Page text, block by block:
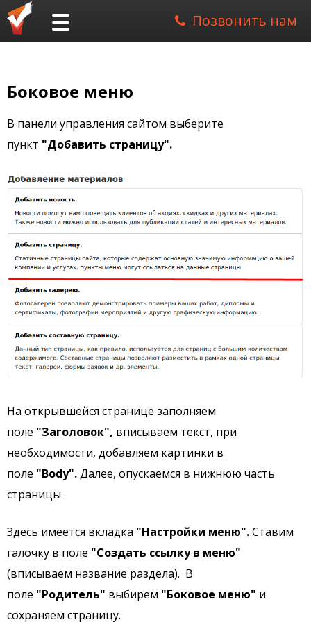
Позвонить нам
Боковое меню
В панели управления сайтом выберите
пункт "Добавить страницу".
На открывшейся странице заполняем
поле "Заголовок", вписываем текст, при
необходимости, добавляем картинки в
поле "Body".Далее, опускаемся в нижнюю часть
страницы.
Здесь имеется вкладка "Настройки меню".Ставим
галочку в поле "Создать ссылку в меню"
(вписываем название раздела). В
поле "Родитель" выбирем "Боковое меню" и
сохраняем страницу.